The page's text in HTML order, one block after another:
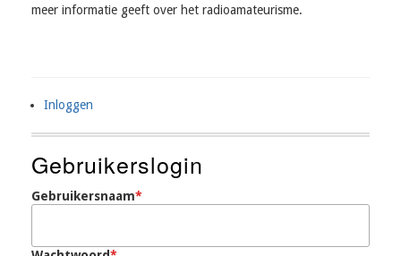
meer informatie geeft over het radioamateurisme.
User
Account
Menu
Inloggen
Gebruikerslogin
Gebruikersnaam